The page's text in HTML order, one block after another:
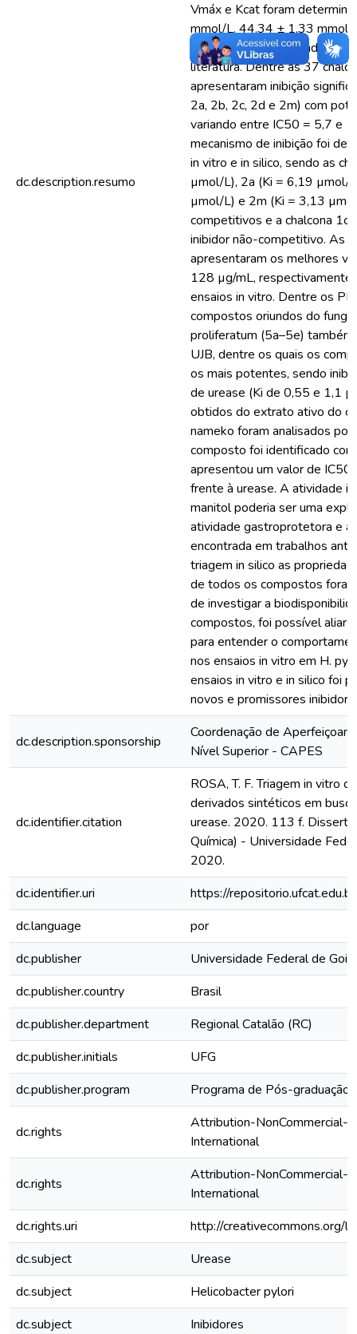
dc.description.resumo
Vmáx e Kcat foram
mmol/L, 44,34 ± 1,33
respectivamente) sendo
literatura. Dentre as 37
apresentaram inibição
2a, 2b, 2c, 2d e 2m) com
variando entre IC50 = 5,7 e
mecanismo de inibição foi
in vitro e in silico, sendo as
µmol/L), 2a (Ki = 6,19 µmol/
µmol/L) e 2m (Ki = 3,13
competitivos e a chalcona
inibidor não-competitivo. As
apresentaram os melhores
128 µg/mL,
ensaios in vitro. Dentre os
compostos oriundos do fungo
proliferatum (5a–5e)
UJB, dentre os quais os
os mais potentes, sendo
de urease (Ki de 0,55 e 1,1
obtidos do extrato ativo do
nameko foram analisados
composto foi identificado
apresentou um valor de
frente à urease. A atividade
manitol poderia ser uma
atividade gastroprotetora e
encontrada em trabalhos
triagem in silico as
de todos os compostos
de investigar a
compostos, foi possível aliar
para entender o
nos ensaios in vitro em H.
ensaios in vitro e in silico foi
novos e promissores
dc.description.sponsorship
Coordenação de
Nível Superior - CAPES
dc.identifier.citation
ROSA, T. F. Triagem in vitro
derivados sintéticos em
urease. 2020. 113 f.
Química) - Universidade
2020.
dc.identifier.uri
https://
dc.language
por
dc.publisher
Universidade Federal de
dc.publisher.country
Brasil
dc.publisher.department
Regional Catalão (RC)
dc.publisher.initials
UFG
dc.publisher.program
Programa de Pós-graduação
dc.rights
Attribution-NonCommercial-
International
dc.rights
Attribution-NonCommercial-
International
dc.rights.uri
http://creativecommons.org/
dc.subject
Urease
dc.subject
Helicobacter pylori
dc.subject
Inibidores